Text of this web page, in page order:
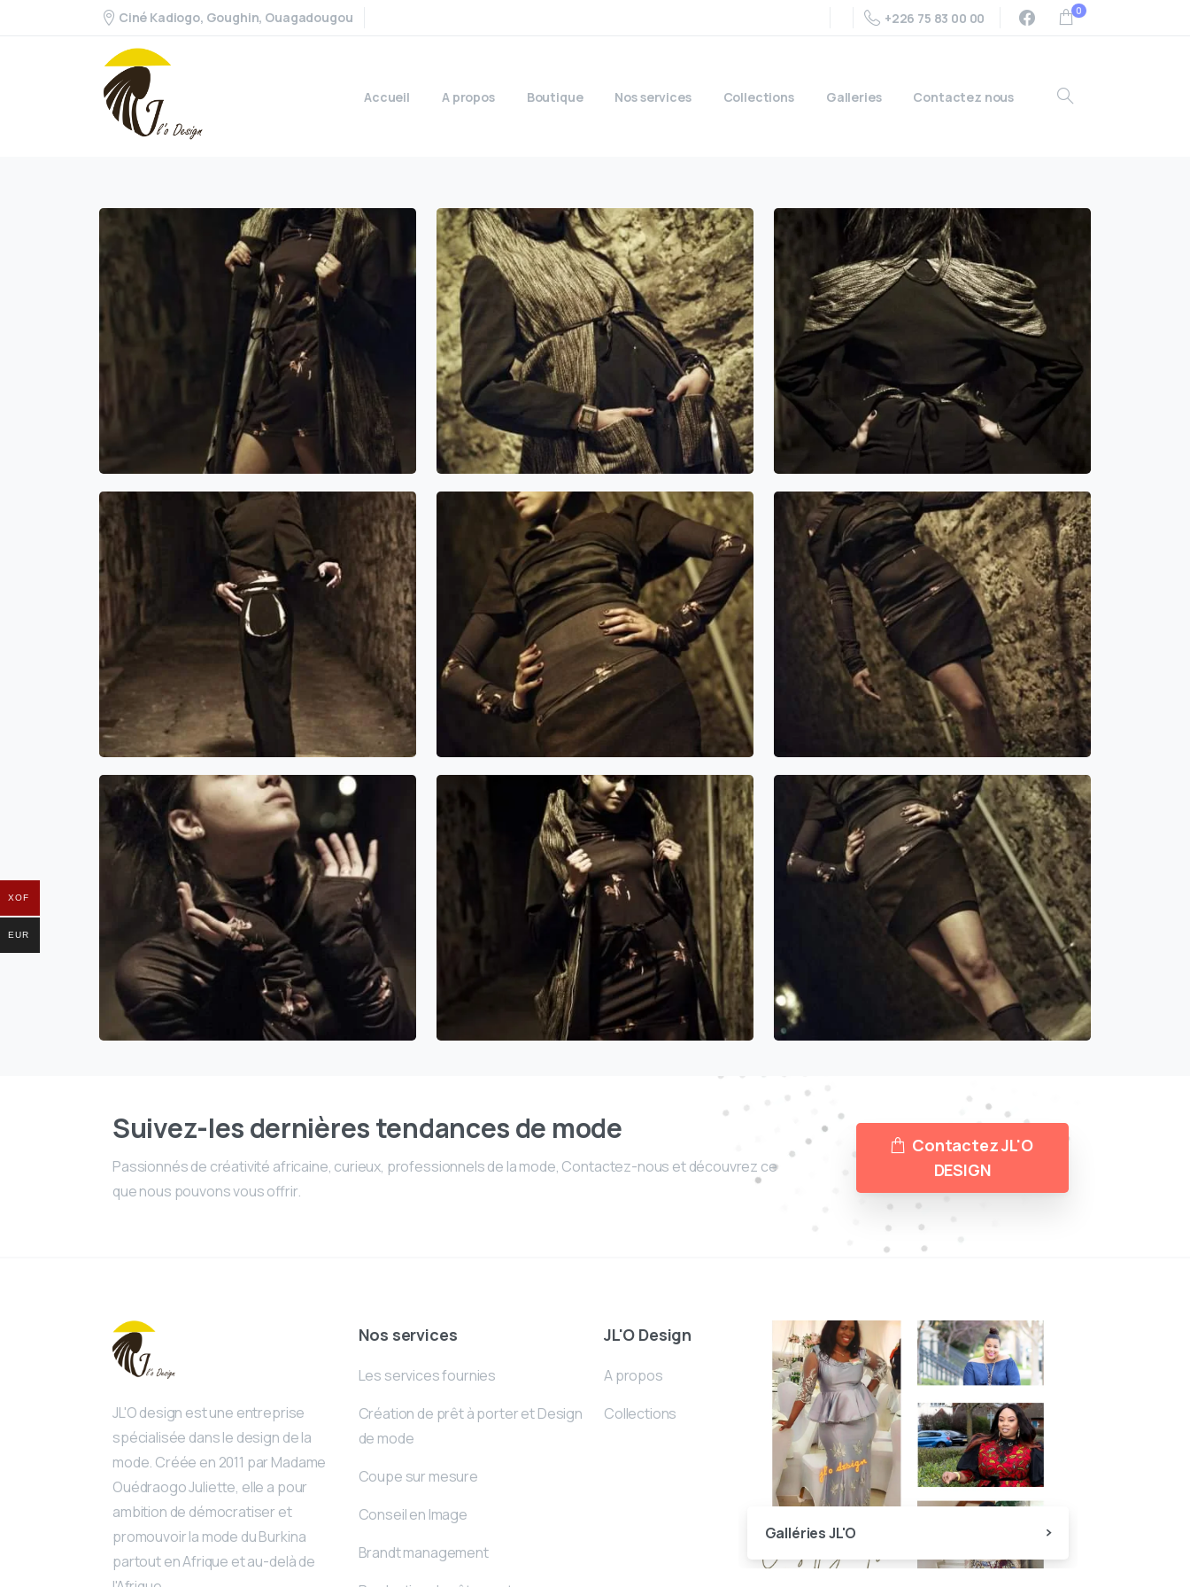
Ciné Kadiogo, Goughin, Ouagadougou +226 75 83 00 00 0
Accueil A propos Boutique Nos services Collections Galleries Contactez nous
Suivez-les dernières tendances de mode
Passionnés de créativité africaine, curieux, professionnels de la mode, Contactez-nous et découvrez ce
que nous pouvons vous offrir.
Contactez JL'O
DESIGN
JL'O design est une entreprise
spécialisée dans le design de la
mode. Créée en 2011 par Madame
Ouédraogo Juliette, elle a pour
ambition de démocratiser et
promouvoir la mode du Burkina
partout en Afrique et au-delà de
Nos services
Les services fournies
Création de prêt à porter et Design
de mode
Coupe sur mesure
Conseil en Image
Brandt management
JL'O Design
A propos
Collections
Galléries JL'O
XOF
EUR